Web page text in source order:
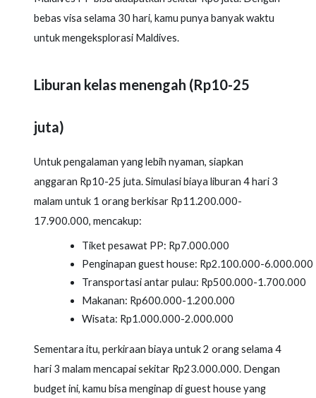
bebas visa selama 30 hari, kamu punya banyak waktu
untuk mengeksplorasi Maldives.
Liburan kelas menengah (Rp10-25
juta)
Untuk pengalaman yang lebih nyaman, siapkan
anggaran Rp10-25 juta. Simulasi biaya liburan 4 hari 3
malam untuk 1 orang berkisar Rp11.200.000-
17.900.000, mencakup:
Tiket pesawat PP: Rp7.000.000
Penginapan guest house: Rp2.100.000-6.000.000
Transportasi antar pulau: Rp500.000-1.700.000
Makanan: Rp600.000-1.200.000
Wisata: Rp1.000.000-2.000.000
Sementara itu, perkiraan biaya untuk 2 orang selama 4
hari 3 malam mencapai sekitar Rp23.000.000. Dengan
budget ini, kamu bisa menginap di guest house yang